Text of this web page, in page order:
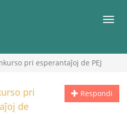
pri esperantaĵoj de PEJ
Respondi
pri
de